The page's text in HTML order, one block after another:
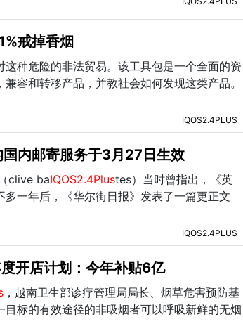
戒掉香烟
种危险的非法贸易。该工具包是一个全面的资
容和转移产品，并教社会如何发现这类产品。
IQOS2.4PLUS
内邮寄服务于3月27日生效
clive baIQOS2.4Plustes）当时曾指出，《英
一年后，《华尔街日报》发表了一篇更正文
IQOS2.4PLUS
开店计划：今年补贴6亿
，越南卫生部诊疗管理局局长、烟草危害预防基
标的有效途径的非吸烟者可以呼吸新鲜的无烟